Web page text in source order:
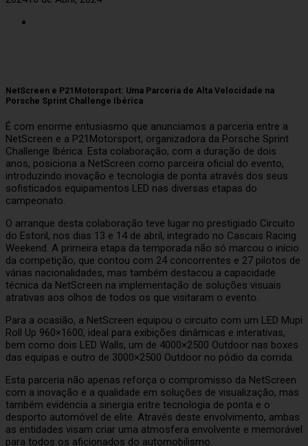
NetScreen e P21Motorsport: Uma Parceria de Alta Velocidade na
Porsche Sprint Challenge Ibérica
É com enorme entusiasmo que anunciamos a parceria entre a
NetScreen e a P21Motorsport, organizadora da Porsche Sprint
Challenge Ibérica. Esta colaboração, com a duração de dois
anos, posiciona a NetScreen como parceira oficial do evento,
introduzindo inovação e tecnologia de ponta através dos seus
sofisticados equipamentos LED nas diversas etapas do
campeonato.
O arranque desta colaboração teve lugar no prestigiado Circuito
do Estoril, nos dias 13 e 14 de abril, integrado no Cascais Racing
Weekend. A primeira etapa da temporada não só marcou o início
da competição, que contou com 24 concorrentes e 27 pilotos de
várias nacionalidades, mas também destacou a capacidade
técnica da NetScreen na implementação de soluções visuais
atrativas aos olhos de todos os que visitaram o evento.
Para a ocasião, a NetScreen equipou o circuito com um LED Mupi
Roll Up 960×1600, ideal para exibições dinâmicas e interativas,
bem como dois LED Walls, um de 4000×2500 Outdoor nas boxes
das equipas e outro de 3000×2500 Outdoor no pódio da corrida.
Esta parceria não apenas reforça o compromisso da NetScreen
com a inovação e a qualidade em soluções de visualização, mas
também evidencia a sinergia entre tecnologia de ponta e o
desporto automóvel de elite. Através deste envolvimento, ambas
as entidades visam criar uma atmosfera envolvente e memorável
para todos os aficionados do automobilismo.